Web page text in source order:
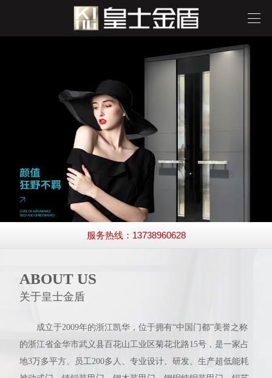
服务热线：13738960628
ABOUT US
关于皇士金盾
成立于2009年的浙江凯华，位于拥有“中国门都”美誉之称
的浙江省金华市武义县百花山工业区菊花北路15号，是一家占
地3万多平方、员工200多人、专业设计、研发、生产超低能耗